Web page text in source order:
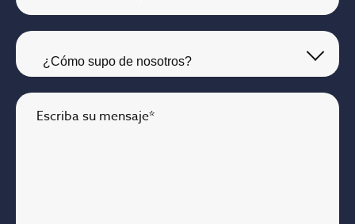
Escriba su mensaje*